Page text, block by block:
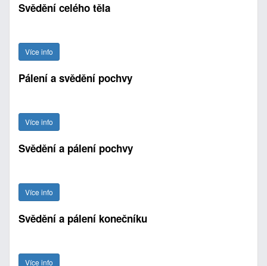
Svědění celého těla
Více info
Pálení a svědění pochvy
Více info
Svědění a pálení pochvy
Více info
Svědění a pálení konečníku
Více info